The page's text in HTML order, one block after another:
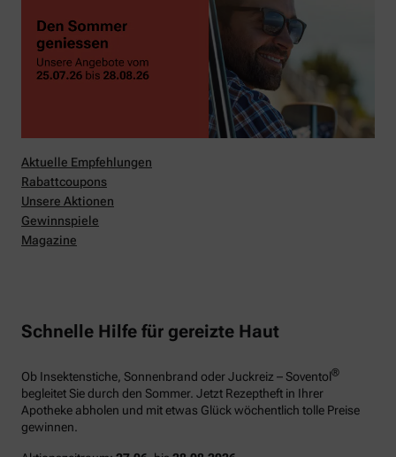
Aktuelle Empfehlungen
Rabattcoupons
Unsere Aktionen
Gewinnspiele
Magazine
Schnelle Hilfe für gereizte Haut
Ob Insektenstiche, Sonnenbrand oder Juckreiz – Soventol®
begleitet Sie durch den Sommer. Jetzt Rezeptheft in Ihrer
Apotheke abholen und mit etwas Glück wöchentlich tolle Preise
gewinnen.